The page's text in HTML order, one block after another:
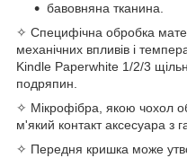
бавовняна тканина.
✧ Специфічна обробка
механічних впливів і
Kindle Paperwhite 1/2/3
подряпин.
✧ Мікрофібра, якою чохол
м'який контакт аксесуара з
✧ Передня кришка може